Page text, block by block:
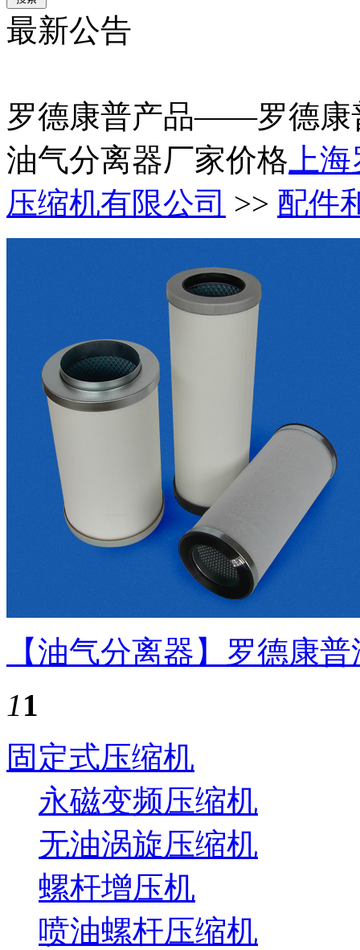
最新公告
罗德康普产品——罗德康
油气分离器厂家价格 上
压缩机有限公司 >> 配件
【油气分离器】罗德康普
11
固定式压缩机
永磁变频压缩机
无油涡旋压缩机
螺杆增压机
喷油螺杆压缩机